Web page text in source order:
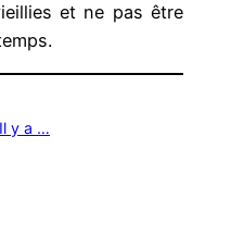
et ne pas être
Il y a …